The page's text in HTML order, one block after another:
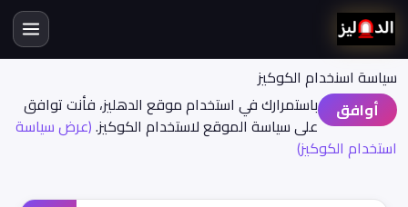
سياسة اسنخدام الكوكيز
أوافق
باستمرارك في استخدام موقع الدهليز، فأنت توافق
على سياسة الموقع لاستخدام الكوكيز.(عرض سياسة
استخدام الكوكيز)